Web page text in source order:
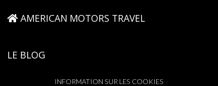
AMERICAN MOTORS TRAVEL
LE BLOG
INFORMATION SUR LES COOKIES